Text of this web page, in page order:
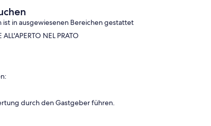
ist in ausgewiesenen Bereichen gestattet
ALL'APERTO NEL PRATO
durch den Gastgeber führen.